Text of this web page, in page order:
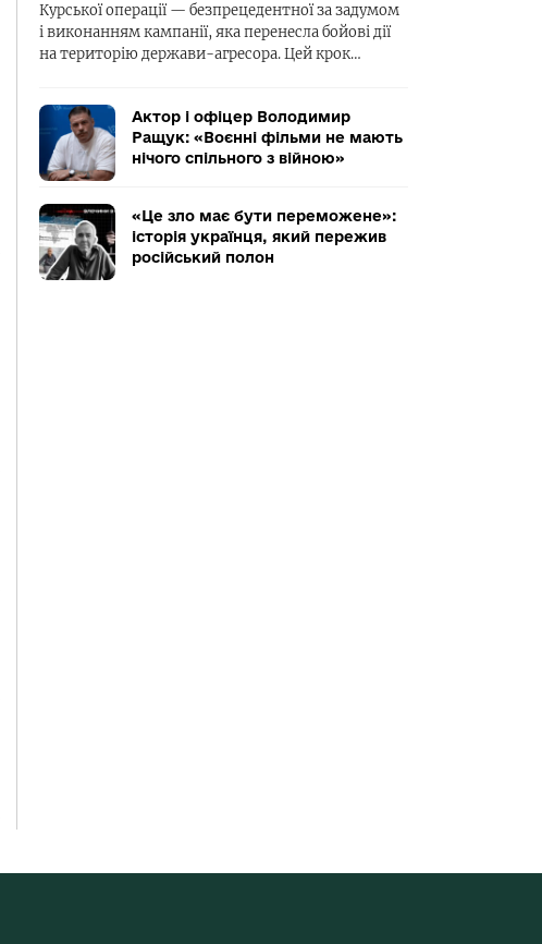
Курської операції — безпрецедентної за задумом
і виконанням кампанії, яка перенесла бойові дії
на територію держави-агресора. Цей крок…
Актор і офіцер Володимир
Ращук: «Воєнні фільми не мають
нічого спільного з війною»
«Це зло має бути переможене»:
історія українця, який пережив
російський полон